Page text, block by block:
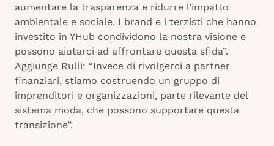
aumentare la trasparenza e ridurre l’impatto
ambientale e sociale. I brand e i terzisti che hanno
investito in YHub condividono la nostra visione e
possono aiutarci ad affrontare questa sfida”.
Aggiunge Rulli: “Invece di rivolgerci a partner
finanziari, stiamo costruendo un gruppo di
imprenditori e organizzazioni, parte rilevante del
sistema moda, che possono supportare questa
transizione”.